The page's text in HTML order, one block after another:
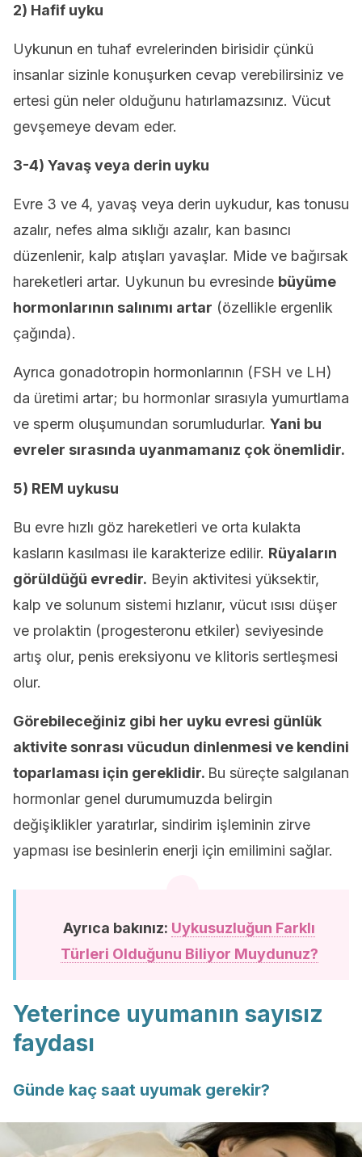
2) Hafif uyku
Uykunun en tuhaf evrelerinden birisidir çünkü
insanlar sizinle konuşurken cevap verebilirsiniz ve
ertesi gün neler olduğunu hatırlamazsınız. Vücut
gevşemeye devam eder.
3-4) Yavaş veya derin uyku
Evre 3 ve 4, yavaş veya derin uykudur, kas tonusu
azalır, nefes alma sıklığı azalır, kan basıncı
düzenlenir, kalp atışları yavaşlar. Mide ve bağırsak
hareketleri artar. Uykunun bu evresinde büyüme
hormonlarının salınımı artar (özellikle ergenlik
çağında).
Ayrıca gonadotropin hormonlarının (FSH ve LH)
da üretimi artar; bu hormonlar sırasıyla yumurtlama
ve sperm oluşumundan sorumludurlar. Yani bu
evreler sırasında uyanmamanız çok önemlidir.
5) REM uykusu
Bu evre hızlı göz hareketleri ve orta kulakta
kasların kasılması ile karakterize edilir. Rüyaların
görüldüğü evredir. Beyin aktivitesi yüksektir,
kalp ve solunum sistemi hızlanır, vücut ısısı düşer
ve prolaktin (progesteronu etkiler) seviyesinde
artış olur, penis ereksiyonu ve klitoris sertleşmesi
olur.
Görebileceğiniz gibi her uyku evresi günlük
aktivite sonrası vücudun dinlenmesi ve kendini
toparlaması için gereklidir. Bu süreçte salgılanan
hormonlar genel durumumuzda belirgin
değişiklikler yaratırlar, sindirim işleminin zirve
yapması ise besinlerin enerji için emilimini sağlar.
Ayrıca bakınız: Uykusuzluğun Farklı
Türleri Olduğunu Biliyor Muydunuz?
Yeterince uyumanın sayısız
faydası
Günde kaç saat uyumak gerekir?